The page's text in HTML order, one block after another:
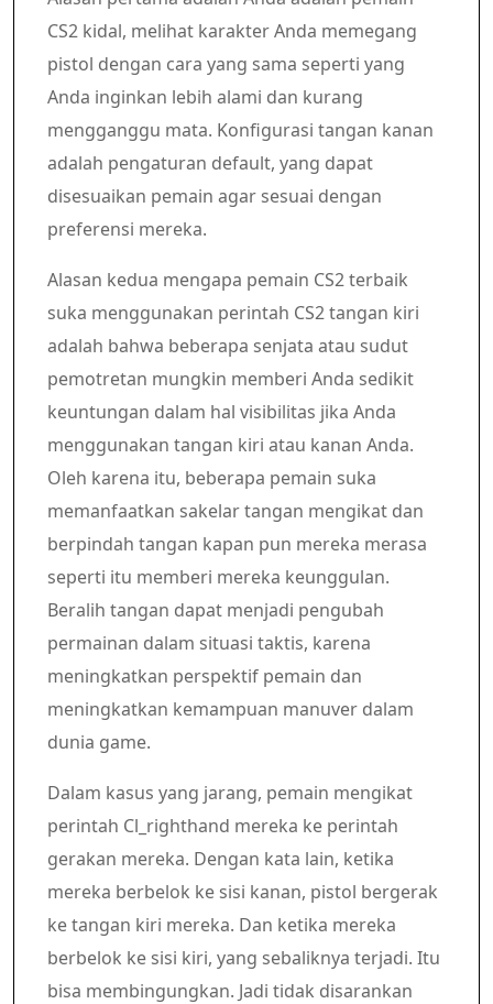
CS2 kidal, melihat karakter Anda memegang
pistol dengan cara yang sama seperti yang
Anda inginkan lebih alami dan kurang
mengganggu mata. Konfigurasi tangan kanan
adalah pengaturan default, yang dapat
disesuaikan pemain agar sesuai dengan
preferensi mereka.
Alasan kedua mengapa pemain CS2 terbaik
suka menggunakan perintah CS2 tangan kiri
adalah bahwa beberapa senjata atau sudut
pemotretan mungkin memberi Anda sedikit
keuntungan dalam hal visibilitas jika Anda
menggunakan tangan kiri atau kanan Anda.
Oleh karena itu, beberapa pemain suka
memanfaatkan sakelar tangan mengikat dan
berpindah tangan kapan pun mereka merasa
seperti itu memberi mereka keunggulan.
Beralih tangan dapat menjadi pengubah
permainan dalam situasi taktis, karena
meningkatkan perspektif pemain dan
meningkatkan kemampuan manuver dalam
dunia game.
Dalam kasus yang jarang, pemain mengikat
perintah Cl_righthand mereka ke perintah
gerakan mereka. Dengan kata lain, ketika
mereka berbelok ke sisi kanan, pistol bergerak
ke tangan kiri mereka. Dan ketika mereka
berbelok ke sisi kiri, yang sebaliknya terjadi. Itu
bisa membingungkan. Jadi tidak disarankan